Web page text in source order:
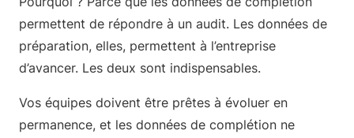
permettent de répondre à un audit. Les données de
préparation, elles, permettent à l’entreprise
d’avancer. Les deux sont indispensables.
Vos équipes doivent être prêtes à évoluer en
permanence, et les données de complétion ne